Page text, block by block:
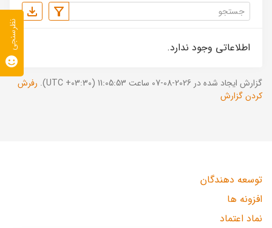
اطلاعاتی وجود ندارد.
گزارش ایجاد شده در 2026-08-07 ساعت 11:05:53 (UTC +03:30).
رفرش
کردن گزارش
توسعه دهندگان
افزونه ها
نماد اعتماد
نظرسنجی